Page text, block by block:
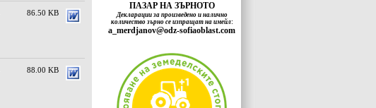
86.50 KB
88.00 KB
ПАЗАР НА ЗЪРНОТО
Декларации за произведено и налично
количество зърно се изпращат на имейл:
a_merdjanov@odz-sofiaoblast.com